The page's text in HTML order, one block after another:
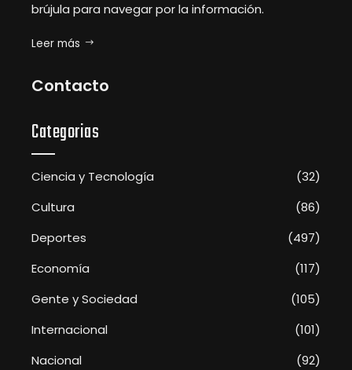
brújula para navegar por la información.
Leer más
Contacto
Categorias
Ciencia y Tecnología
(32)
Cultura
(86)
Deportes
(497)
Economía
(117)
Gente y Sociedad
(105)
Internacional
(101)
Nacional
(92)